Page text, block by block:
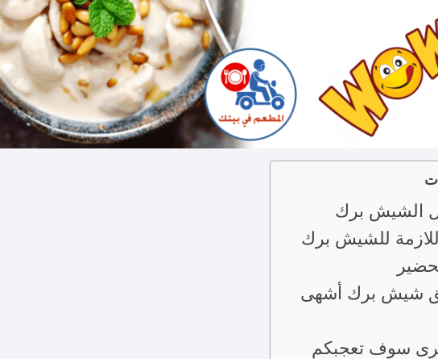
الشيش برك
للشيش برك
شيش برك أشهى
سوف تعجبكم